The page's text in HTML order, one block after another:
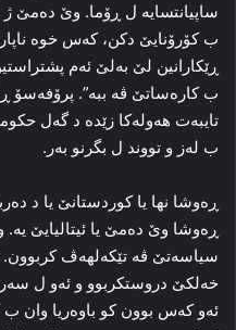
ساپیانتسایه‌ ل ڕۆما‌. وێ ده‌مێ
ب کۆرۆنایێ دکن، که‌س خوه‌
ڕێکارانین لێ به‌لێ ئه‌م
ب کاره‌ساتێ ڤه‌ ببه‌”. پرۆفه‌سۆ
تایبه‌ت هه‌وله‌کا‌ زێده‌ د گه‌ل
ب له‌ز و تووند ل بگرنو بەر.
ڕه‌وشا نها یا کوردستانێ یا د
ڕه‌وشا وێ ده‌مێ یا ئیتالیایێ
سیاسه‌تێ ڤه‌ تێکەلهه‌ڤ کربوون.
خه‌لکێ دروستکربوو و ئه‌و ل سه‌ر
ئه‌و که‌س بوون کو باوه‌ریا وان ب